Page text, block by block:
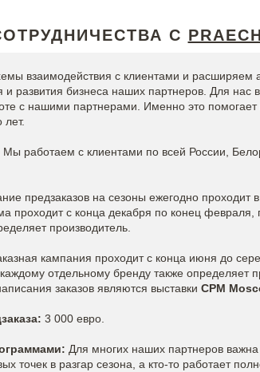
С
взаимодействия с клиентами и расширяем
развития бизнеса наших партнеров. Для нас
с нашими партнерами. Именно это помогает
лет.
Мы работаем с клиентами по всей России,
предзаказов на сезоны ежегодно проходит
проходит с конца декабря по конец февраля,
производитель.
кампания проходит с конца июня до
отдельному бренду также определяет
заказов являются выставки CPM
3 000 евро.
Для многих наших партнеров
точек в разгар сезона, а кто-то работает